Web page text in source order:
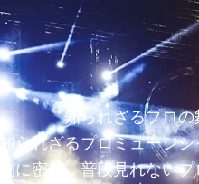
知られざるプロの
られざるプロミュージ
側に密着。普段見れない